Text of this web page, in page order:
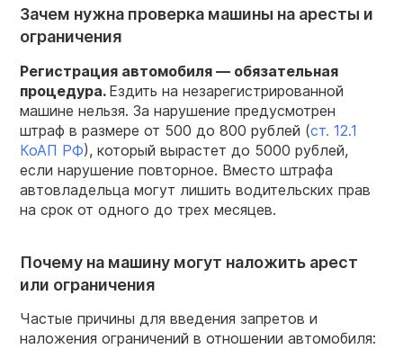
Зачем нужна проверка машины на аресты и
ограничения
Регистрация автомобиля — обязательная
процедура. Ездить на незарегистрированной
машине нельзя. За нарушение предусмотрен
штраф в размере от 500 до 800 рублей (ст. 12.1
КоАП РФ), который вырастет до 5000 рублей,
если нарушение повторное. Вместо штрафа
автовладельца могут лишить водительских прав
на срок от одного до трех месяцев.
Почему на машину могут наложить арест
или ограничения
Частые причины для введения запретов и
наложения ограничений в отношении автомобиля: